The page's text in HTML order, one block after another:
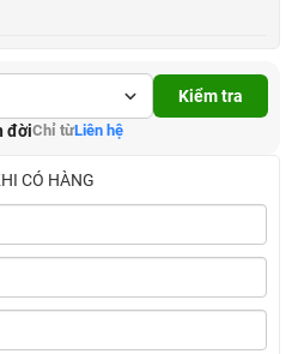
Kiểm tra
đờiChỉ từLiên hệ
CÓ HÀNG